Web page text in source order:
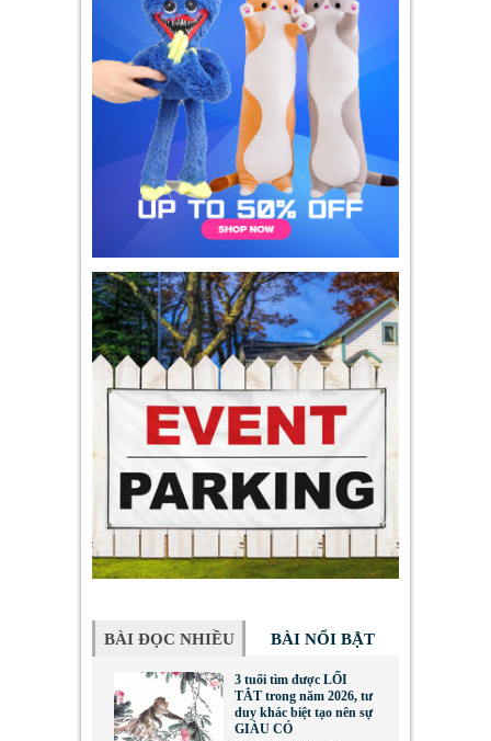
BÀI ĐỌC NHIỀU BÀI NỔI BẬT
3 tuổi tìm được LỐI
TẮT trong năm 2026, tư
duy khác biệt tạo nên sự
GIÀU CÓ